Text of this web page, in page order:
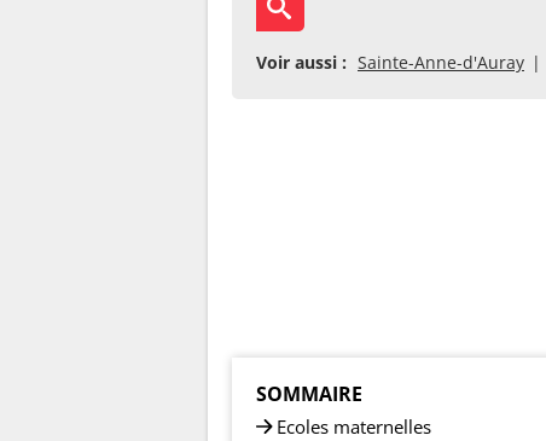
Voir aussi : Sainte-Anne-d'Auray
SOMMAIRE
Ecoles maternelles